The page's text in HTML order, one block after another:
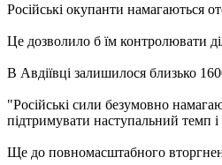
Російські окупанти намагаються
Це дозволило б їм контролювати
В Авдіївці залишилося близько
"Російські сили безумовно
підтримувати наступальний темп
Ще до повномасштабного